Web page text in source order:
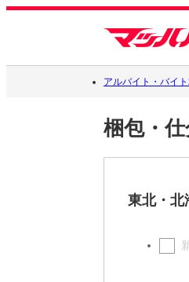
アルバイト・バイ
梱包・
東北・北